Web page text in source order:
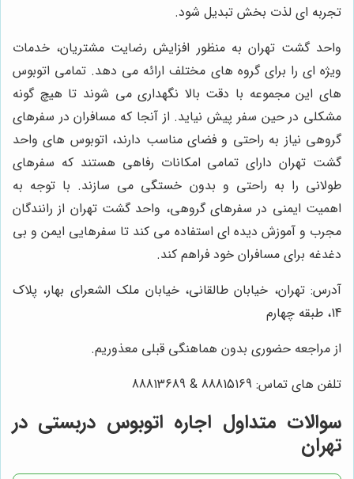
تجربه ای لذت بخش تبدیل شود.
واحد گشت تهران به منظور افزایش رضایت مشتریان، خدمات
ویژه ای را برای گروه های مختلف ارائه می دهد. تمامی اتوبوس
های این مجموعه با دقت بالا نگهداری می شوند تا هیچ گونه
مشکلی در حین سفر پیش نیاید. از آنجا که مسافران در سفرهای
گروهی نیاز به راحتی و فضای مناسب دارند، اتوبوس های واحد
گشت تهران دارای تمامی امکانات رفاهی هستند که سفرهای
طولانی را به راحتی و بدون خستگی می سازند. با توجه به
اهمیت ایمنی در سفرهای گروهی، واحد گشت تهران از رانندگان
مجرب و آموزش دیده ای استفاده می کند تا سفرهایی ایمن و بی
دغدغه برای مسافران خود فراهم کند.
آدرس: تهران، خیابان طالقانی، خیابان ملک الشعرای بهار، پلاک
14، طبقه چهارم
از مراجعه حضوری بدون هماهنگی قبلی معذوریم.
تلفن های تماس: 88815169 & 88813689
سوالات متداول اجاره اتوبوس دربستی در
تهران